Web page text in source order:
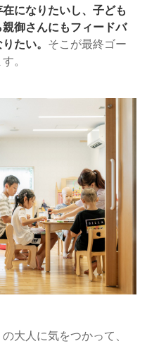
になりたいし、子ども
御さんにもフィードバ
たい。 そこが最終ゴー
。
大人に気をつかって、